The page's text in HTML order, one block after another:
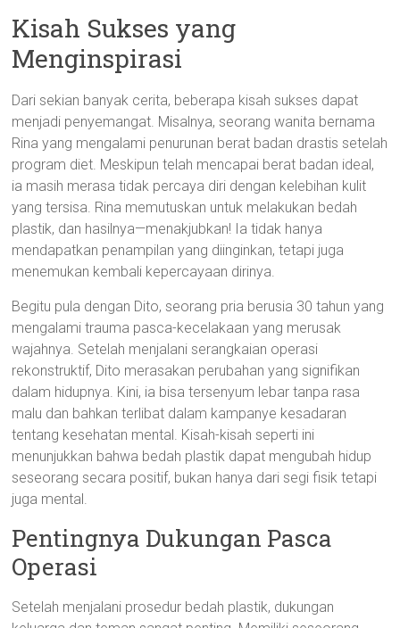
Kisah Sukses yang
Menginspirasi
Dari sekian banyak cerita, beberapa kisah sukses dapat
menjadi penyemangat. Misalnya, seorang wanita bernama
Rina yang mengalami penurunan berat badan drastis setelah
program diet. Meskipun telah mencapai berat badan ideal,
ia masih merasa tidak percaya diri dengan kelebihan kulit
yang tersisa. Rina memutuskan untuk melakukan bedah
plastik, dan hasilnya—menakjubkan! Ia tidak hanya
mendapatkan penampilan yang diinginkan, tetapi juga
menemukan kembali kepercayaan dirinya.
Begitu pula dengan Dito, seorang pria berusia 30 tahun yang
mengalami trauma pasca-kecelakaan yang merusak
wajahnya. Setelah menjalani serangkaian operasi
rekonstruktif, Dito merasakan perubahan yang signifikan
dalam hidupnya. Kini, ia bisa tersenyum lebar tanpa rasa
malu dan bahkan terlibat dalam kampanye kesadaran
tentang kesehatan mental. Kisah-kisah seperti ini
menunjukkan bahwa bedah plastik dapat mengubah hidup
seseorang secara positif, bukan hanya dari segi fisik tetapi
juga mental.
Pentingnya Dukungan Pasca
Operasi
Setelah menjalani prosedur bedah plastik, dukungan